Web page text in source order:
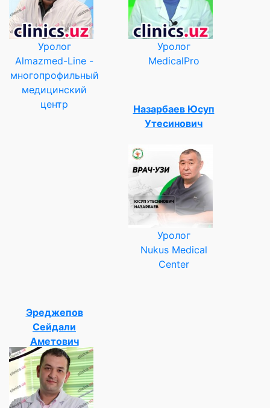
Уролог
Almazmed-Line -
многопрофильный
медицинский
центр
Уролог
MedicalPro
Назарбаев Юсуп
Утесинович
Уролог
Nukus Medical
Center
Эреджепов
Сейдали
Аметович